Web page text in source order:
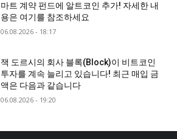
마트 계약 펀드에 알트코인 추가! 자세한 내
용은 여기를 참조하세요
06.08.2026 - 18:17
잭 도르시의 회사 블록(Block)이 비트코인
투자를 계속 늘리고 있습니다! 최근 매입 금
액은 다음과 같습니다
06.08.2026 - 19:20